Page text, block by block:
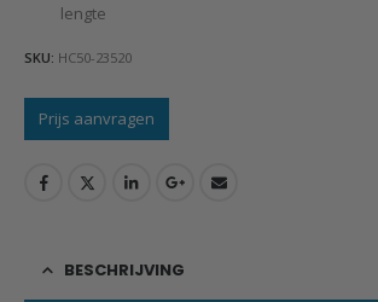
lengte
SKU: HC50-23520
Prijs aanvragen
BESCHRIJVING